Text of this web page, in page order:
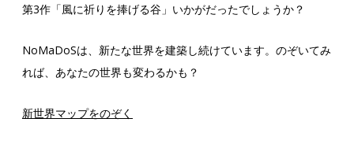
第3作「風に祈りを捧げる谷」いかがだったでしょうか？
NoMaDoSは、新たな世界を建築し続けています。のぞいてみ
れば、あなたの世界も変わるかも？
新世界マップをのぞく